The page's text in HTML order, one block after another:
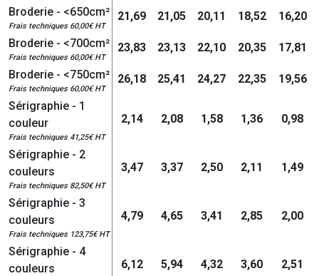
Broderie - <650cm²
Frais techniques 60,00€ HT
21,69 21,05 20,11 18,52
16,20
Broderie - <700cm²
Frais techniques 60,00€ HT
23,83 23,13 22,10 20,35
17,81
Broderie - <750cm²
Frais techniques 60,00€ HT
26,18 25,41 24,27 22,35
19,56
Sérigraphie - 1
couleur
Frais techniques 41,25€ HT
2,14 2,08 1,58 1,36 0,98
Sérigraphie - 2
couleurs
Frais techniques 82,50€ HT
3,47 3,37 2,50 2,11 1,49
Sérigraphie - 3
couleurs
Frais techniques 123,75€ HT
4,79 4,65 3,41 2,85 2,00
Sérigraphie - 4
couleurs
6,12 5,94 4,32 3,60 2,51